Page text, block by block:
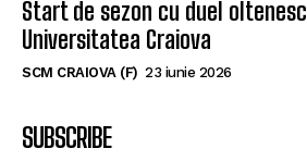
SCM CRAIOVA (F) 30 iulie 2026
Start de sezon cu duel oltenesc
Universitatea Craiova